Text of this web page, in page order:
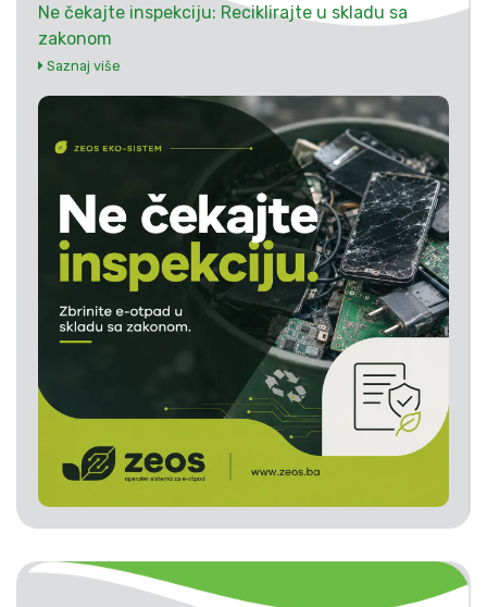
Ne čekajte inspekciju: Reciklirajte u skladu sa
zakonom
Saznaj više